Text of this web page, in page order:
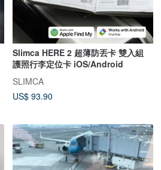
Slimca HERE 2 超薄防丟卡 雙入組
護照行李定位卡 iOS/Android
SLIMCA
US$ 93.90